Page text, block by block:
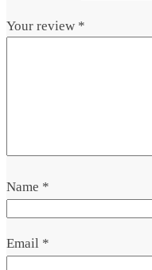
Your review *
Name *
Email *